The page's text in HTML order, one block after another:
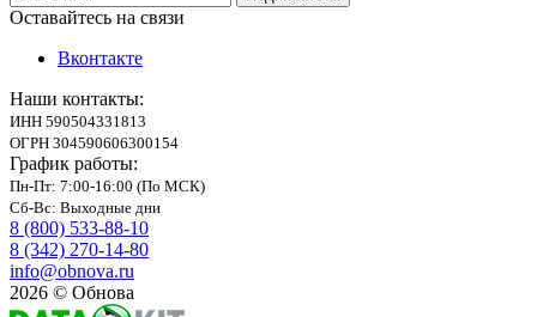
Оставайтесь на связи
Вконтакте
Наши контакты:
ИНН 590504331813
ОГРН 304590606300154
График работы:
Пн-Пт: 7:00-16:00 (По МСК)
Сб-Вс: Выходные дни
8 (800) 533-88-10
8 (342) 270-14-80
info@obnova.ru
2026 © Обнова